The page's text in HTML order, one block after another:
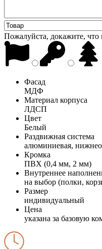
Пожалуйста, докажите, что
Фасад
МДФ
Материал корпуса
ЛДСП
Цвет
Белый
Раздвижная система
алюминиевая,
Кромка
ПВХ (0,4 мм, 2 мм)
Внутреннее
на выбор (полки,
Размер
индивидуальный
Цена
указана за базовую